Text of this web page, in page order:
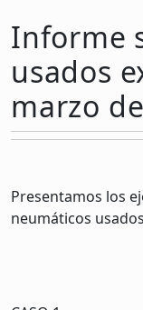
Informe
usados
marzo
Presentamos los
neumáticos